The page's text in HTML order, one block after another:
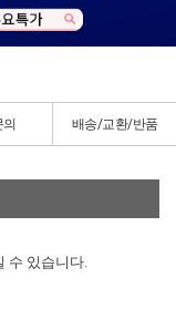
의 배송/교환/반품
수 있습니다.